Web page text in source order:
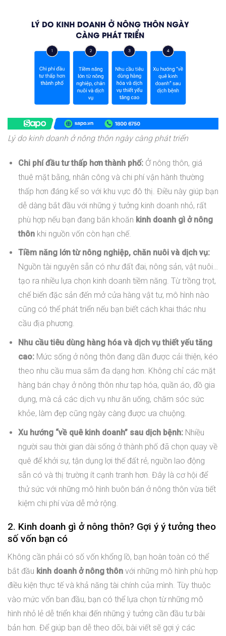
Lý do kinh doanh ở nông thôn ngày càng phát triển
Chi phí đầu tư thấp hơn thành phố:Ở nông thôn, giá
thuê mặt bằng, nhân công và chi phí vận hành thường
thấp hơn đáng kể so với khu vực đô thị. Điều này giúp bạn
dễ dàng bắt đầu với những ý tưởng kinh doanh nhỏ, rất
phù hợp nếu bạn đang băn khoăn kinh doanh gì ở nông
thônkhi nguồn vốn còn hạn chế.
Tiềm năng lớn từ nông nghiệp, chăn nuôi và dịch vụ:
Nguồn tài nguyên sẵn có như đất đai, nông sản, vật nuôi…
tạo ra nhiều lựa chọn kinh doanh tiềm năng. Từ trồng trọt,
chế biến đặc sản đến mở cửa hàng vật tư, mô hình nào
cũng có thể phát triển nếu bạn biết cách khai thác nhu
cầu địa phương.
Nhu cầu tiêu dùng hàng hóa và dịch vụ thiết yếu tăng
cao:Mức sống ở nông thôn đang dần được cải thiện, kéo
theo nhu cầu mua sắm đa dạng hơn. Không chỉ các mặt
hàng bán chạy ở nông thôn như tạp hóa, quần áo, đồ gia
dụng, mà cả các dịch vụ như ăn uống, chăm sóc sức
khỏe, làm đẹp cũng ngày càng được ưa chuộng.
Xu hướng “về quê kinh doanh” sau dịch bệnh:Nhiều
người sau thời gian dài sống ở thành phố đã chọn quay về
quê để khởi sự, tận dụng lợi thế đất rẻ, nguồn lao động
sẵn có và thị trường ít cạnh tranh hơn. Đây là cơ hội để
thử sức với những mô hình buôn bán ở nông thôn vừa tiết
kiệm chi phí vừa dễ mở rộng.
2. Kinh doanh gì ở nông thôn? Gợi ý ý tưởng theo
số vốn bạn có
Không cần phải có số vốn khổng lồ, bạn hoàn toàn có thể
bắt đầu kinh doanh ở nông thôn với những mô hình phù hợp
điều kiện thực tế và khả năng tài chính của mình. Tùy thuộc
vào mức vốn ban đầu, bạn có thể lựa chọn từ những mô
hình nhỏ lẻ dễ triển khai đến những ý tưởng cần đầu tư bài
bản hơn. Để giúp bạn dễ theo dõi, bài viết sẽ gợi ý các